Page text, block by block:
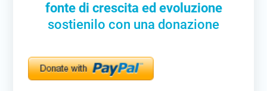
fonte di crescita ed evoluzione
sostienilo con una donazione